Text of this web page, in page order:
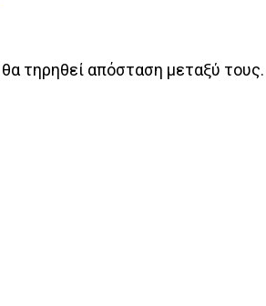
τηρηθεί απόσταση μεταξύ τους.